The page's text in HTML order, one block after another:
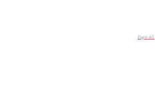
Digris AG